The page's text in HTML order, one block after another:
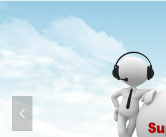
넳